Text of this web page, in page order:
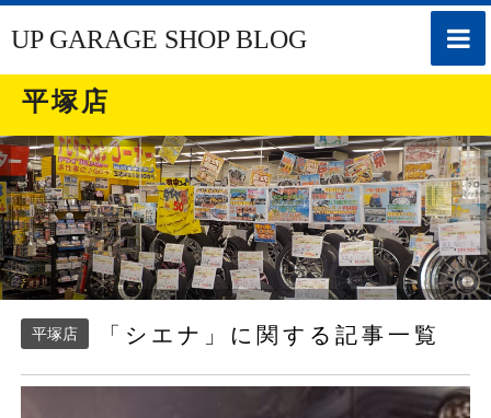
toggle
UP GARAGE SHOP BLOG
平塚店
平塚店 「シエナ」に関する記事一覧